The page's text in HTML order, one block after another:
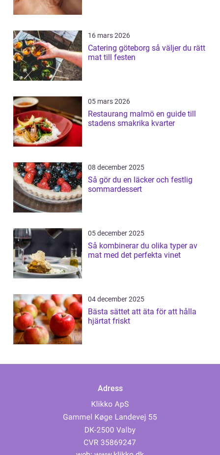
16 mars 2026
Catering göteborg så väljer du rätt
mat till festen
05 mars 2026
Restaurang malmö en guide till
stadens smakrika kvarter
08 december 2025
Så gör du en läcker och festlig
sommardessert
05 december 2025
Så kombinerar du olika typer av
mat med det perfekta vinet
04 december 2025
Bästa sättet att äta för att hålla
hjärtat friskt
Adress